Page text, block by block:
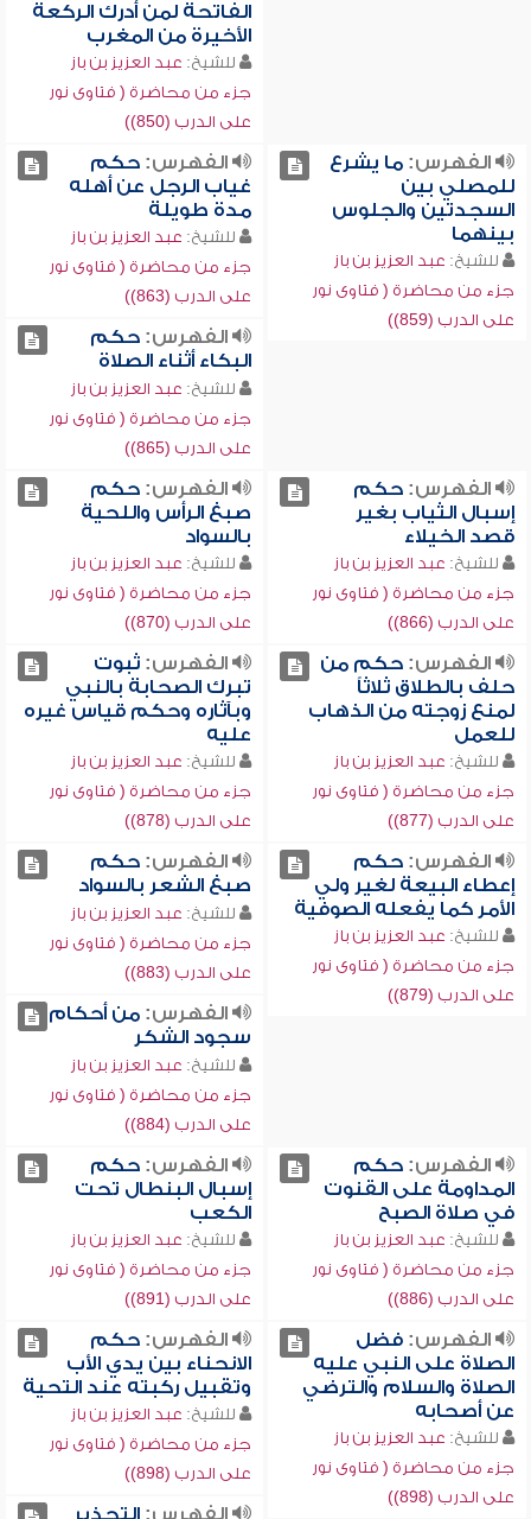
الفاتحة لمن أدرك الركعة
الأخيرة من المغرب
للشيخ: عبد العزيز بن باز
جزء من محاضرة ( فتاوى نور
على الدرب (850))
الفهرس:ما يشرع
للمصلي بين
السجدتين والجلوس
بينهما
للشيخ: عبد العزيز بن باز
جزء من محاضرة ( فتاوى نور
على الدرب (859))
الفهرس:حكم
غياب الرجل عن أهله
مدة طويلة
للشيخ: عبد العزيز بن باز
جزء من محاضرة ( فتاوى نور
على الدرب (863))
الفهرس:حكم
البكاء أثناء الصلاة
للشيخ: عبد العزيز بن باز
جزء من محاضرة ( فتاوى نور
على الدرب (865))
الفهرس:حكم
إسبال الثياب بغير
قصد الخيلاء
للشيخ: عبد العزيز بن باز
جزء من محاضرة ( فتاوى نور
على الدرب (866))
الفهرس:حكم
صبغ الرأس واللحية
بالسواد
للشيخ: عبد العزيز بن باز
جزء من محاضرة ( فتاوى نور
على الدرب (870))
الفهرس:حكم من
حلف بالطلاق ثلاثاً
لمنع زوجته من الذهاب
للعمل
للشيخ: عبد العزيز بن باز
جزء من محاضرة ( فتاوى نور
على الدرب (877))
الفهرس:ثبوت
تبرك الصحابة بالنبي
وبآثاره وحكم قياس غيره
عليه
للشيخ: عبد العزيز بن باز
جزء من محاضرة ( فتاوى نور
على الدرب (878))
الفهرس:حكم
إعطاء البيعة لغير ولي
الأمر كما يفعله الصوفية
للشيخ: عبد العزيز بن باز
جزء من محاضرة ( فتاوى نور
على الدرب (879))
الفهرس:حكم
صبغ الشعر بالسواد
للشيخ: عبد العزيز بن باز
جزء من محاضرة ( فتاوى نور
على الدرب (883))
الفهرس:من أحكام
سجود الشكر
للشيخ: عبد العزيز بن باز
جزء من محاضرة ( فتاوى نور
على الدرب (884))
الفهرس:حكم
المداومة على القنوت
في صلاة الصبح
للشيخ: عبد العزيز بن باز
جزء من محاضرة ( فتاوى نور
على الدرب (886))
الفهرس:حكم
إسبال البنطال تحت
الكعب
للشيخ: عبد العزيز بن باز
جزء من محاضرة ( فتاوى نور
على الدرب (891))
الفهرس:فضل
الصلاة على النبي عليه
الصلاة والسلام والترضي
عن أصحابه
للشيخ: عبد العزيز بن باز
جزء من محاضرة ( فتاوى نور
على الدرب (898))
الفهرس:حكم
الانحناء بين يدي الأب
وتقبيل ركبته عند التحية
للشيخ: عبد العزيز بن باز
جزء من محاضرة ( فتاوى نور
على الدرب (898))
الفهرس:التحذير